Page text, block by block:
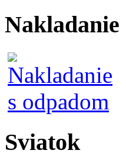
Nakladanie
Sviatok